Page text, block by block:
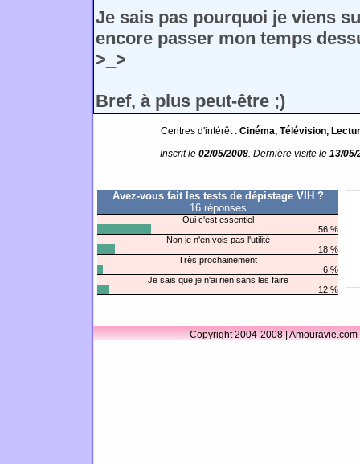
Je sais pas pourquoi je viens
encore passer mon temps
>_>
Bref, à plus peut-être ;)
Centres d'intérêt : Cinéma, Télévision,
Inscrit le 02/05/2008. Dernière visite le 13/05/
Avez-vous fait les tests de dépistage VIH ?
16 réponses
Oui c'est essentiel
56 %
Non je n'en vois pas l'utilité
18 %
Très prochainement
6 %
Je sais que je n'ai rien sans les faire
12 %
Copyright 2004-2008 |